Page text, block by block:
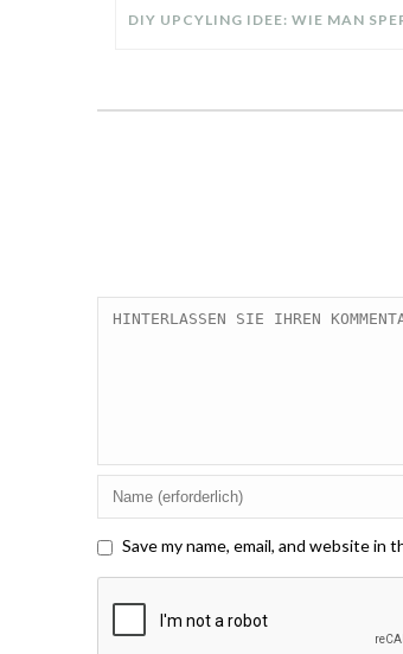
Save my name, email, and website